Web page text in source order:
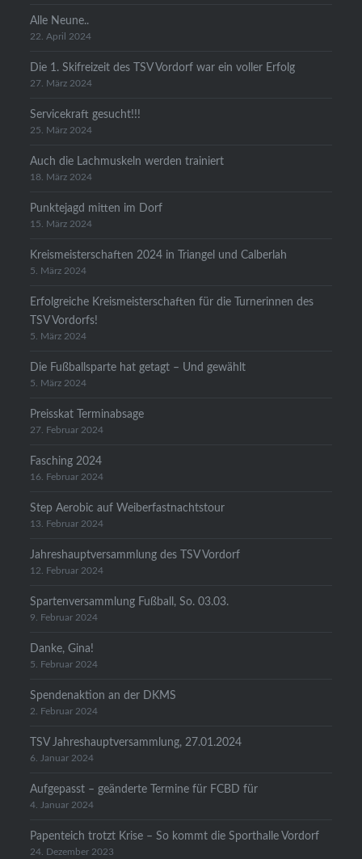
Alle Neune..
22. April 2024
Die 1. Skifreizeit des TSV Vordorf war ein voller Erfolg
27. März 2024
Servicekraft gesucht!!!
25. März 2024
Auch die Lachmuskeln werden trainiert
18. März 2024
Punktejagd mitten im Dorf
15. März 2024
Kreismeisterschaften 2024 in Triangel und Calberlah
5. März 2024
Erfolgreiche Kreismeisterschaften für die Turnerinnen des
TSV Vordorfs!
5. März 2024
Die Fußballsparte hat getagt – Und gewählt
5. März 2024
Preisskat Terminabsage
27. Februar 2024
Fasching 2024
16. Februar 2024
Step Aerobic auf Weiberfastnachtstour
13. Februar 2024
Jahreshauptversammlung des TSV Vordorf
12. Februar 2024
Spartenversammlung Fußball, So. 03.03.
9. Februar 2024
Danke, Gina!
5. Februar 2024
Spendenaktion an der DKMS
2. Februar 2024
TSV Jahreshauptversammlung, 27.01.2024
6. Januar 2024
Aufgepasst – geänderte Termine für FCBD für
4. Januar 2024
Papenteich trotzt Krise – So kommt die Sporthalle Vordorf
24. Dezember 2023